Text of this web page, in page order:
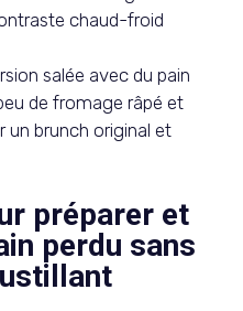
chaud-froid
salée avec du pain
de fromage râpé et
brunch original et
préparer et
perdu sans